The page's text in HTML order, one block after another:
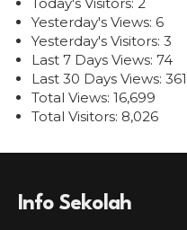
Yesterday's Views: 6
Yesterday's Visitors: 3
Last 7 Days Views: 74
Last 30 Days Views: 361
Total Views: 16,699
Total Visitors: 8,026
Info Sekolah